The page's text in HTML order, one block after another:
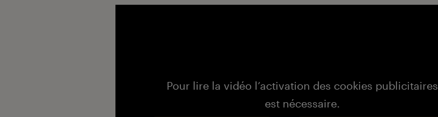
Pour lire la vidéo l’activation des cookies publicitaires
est nécessaire.